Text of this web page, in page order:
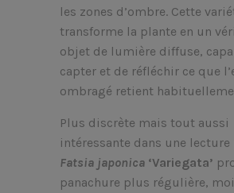
les zones d’ombre. Cette
transforme la plante en un
objet de lumière diffuse,
capter et de réfléchir ce que
ombragé retient
Plus discrète mais tout aussi
intéressante dans une lecture
Fatsia japonica ‘Variegata’
panachure plus régulière,